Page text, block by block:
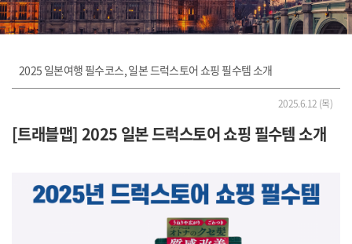
2025 일본여행 필수코스, 일본 드럭스토어 쇼핑 필수템 소개
2025.6.12 (목)
[트래블맵] 2025 일본 드럭스토어 쇼핑 필수템 소개